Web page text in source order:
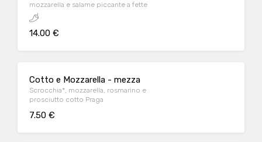
mozzarella e salame piccante a fette
14.00 €
Cotto e Mozzarella - mezza
Scrocchia*, mozzarella, rosmarino e
prosciutto cotto Praga
7.50 €